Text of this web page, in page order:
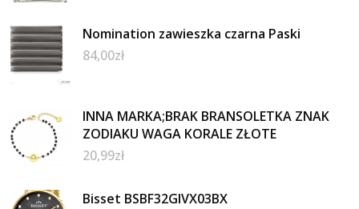
Nomination zawieszka czarna Paski
84,00zł
INNA MARKA;BRAK BRANSOLETKA ZNAK
ZODIAKU WAGA KORALE ZŁOTE
20,99zł
Bisset BSBF32GIVX03BX